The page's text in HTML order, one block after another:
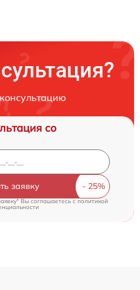
со
заявку
Вы соглашаетесь cполитикой